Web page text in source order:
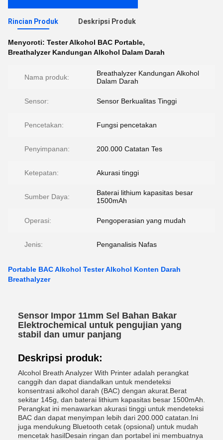
Rincian Produk Deskripsi Produk
Menyoroti: Tester Alkohol BAC Portable,
Breathalyzer Kandungan Alkohol Dalam Darah
Nama produk:
Breathalyzer Kandungan Alkohol
Dalam Darah
Sensor: Sensor Berkualitas Tinggi
Pencetakan: Fungsi pencetakan
Penyimpanan: 200.000 Catatan Tes
Ketepatan: Akurasi tinggi
Sumber Daya:
Baterai lithium kapasitas besar
1500mAh
Operasi: Pengoperasian yang mudah
Jenis: Penganalisis Nafas
Portable BAC Alkohol Tester Alkohol Konten Darah
Breathalyzer
Sensor Impor 11mm Sel Bahan Bakar
Elektrochemical untuk pengujian yang
stabil dan umur panjang
Deskripsi produk:
Alcohol Breath Analyzer With Printer adalah perangkat
canggih dan dapat diandalkan untuk mendeteksi
konsentrasi alkohol darah (BAC) dengan akurat.Berat
sekitar 145g, dan baterai lithium kapasitas besar 1500mAh.
Perangkat ini menawarkan akurasi tinggi untuk mendeteksi
BAC dan dapat menyimpan lebih dari 200.000 catatan.Ini
juga mendukung Bluetooth cetak (opsional) untuk mudah
mencetak hasilDesain ringan dan portabel ini membuatnya